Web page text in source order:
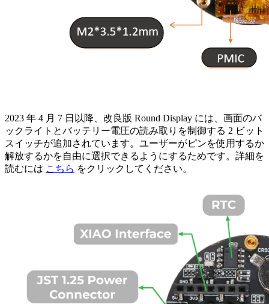
2023 年 4 月 7 日以降、改良版 Round Display には、画面のバ
ックライトとバッテリー電圧の読み取りを制御する 2 ビット
スイッチが追加されています。ユーザーがピンを使用するか
解放するかを自由に選択できるようにするためです。詳細を
読むには こちら をクリックしてください。